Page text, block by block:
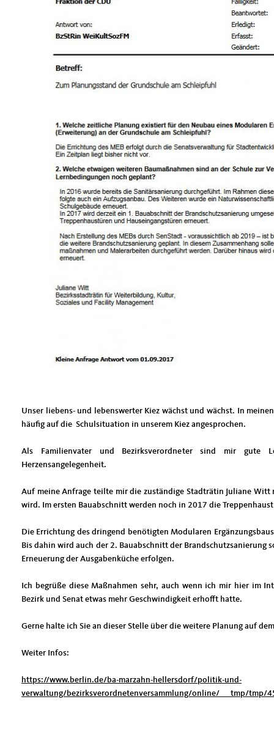
Unser liebens- und lebenswerter Kiez wächst und wächst. In
häufig auf die Schulsituation in unserem Kiez angesprochen.
Als Familienvater und Bezirksverordneter sind mir gute
Herzensangelegenheit.
Auf meine Anfrage teilte mir die zuständige Stadträtin Juliane Witt
wird. Im ersten Bauabschnitt werden noch in 2017 die
Die Errichtung des dringend benötigten Modularen
Bis dahin wird auch der 2. Bauabschnitt der
Erneuerung der Ausgabenküche erfolgen.
Ich begrüße diese Maßnahmen sehr, auch wenn ich mir hier im
Bezirk und Senat etwas mehr Geschwindigkeit erhofft hatte.
Gerne halte ich Sie an dieser Stelle über die weitere Planung auf
Weiter Infos:
https://www.berlin.de/ba-marzahn-hellersdorf/politik-und-
verwaltung/bezirksverordnetenversammlung/online/___tmp/